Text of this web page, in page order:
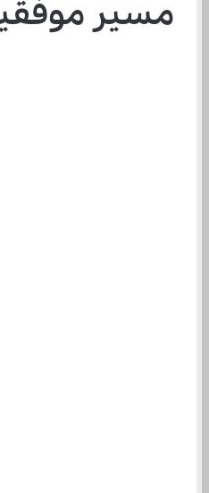
مسیر موفقیت